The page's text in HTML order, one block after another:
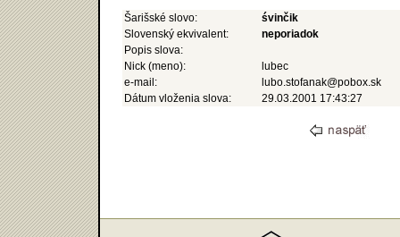
Šarišské slovo:
śvinčik
Slovenský ekvivalent:
neporiadok
Popis slova:
Nick (meno):
lubec
e-mail:
lubo.stofanak@pobox.sk
Dátum vloženia slova:
29.03.2001 17:43:27